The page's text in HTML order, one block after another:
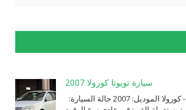
سيارة تويوتا كورولا 2007